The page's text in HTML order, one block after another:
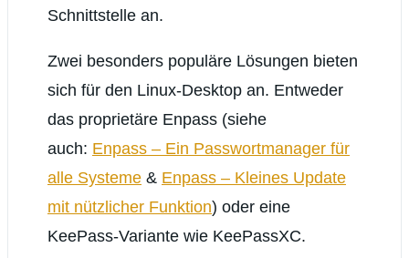
Schnittstelle an.
Zwei besonders populäre Lösungen bieten
sich für den Linux-Desktop an. Entweder
das proprietäre Enpass (siehe
auch: Enpass – Ein Passwortmanager für
alle Systeme & Enpass – Kleines Update
mit nützlicher Funktion) oder eine
KeePass-Variante wie KeePassXC.